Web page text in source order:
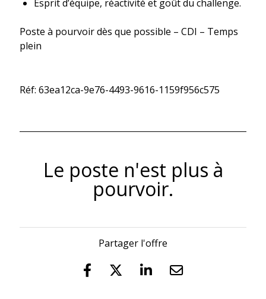
Esprit d’équipe, réactivité et goût du challenge.
Poste à pourvoir dès que possible – CDI – Temps
plein
Réf: 63ea12ca-9e76-4493-9616-1159f956c575
Le poste n'est plus à
pourvoir.
Partager l'offre